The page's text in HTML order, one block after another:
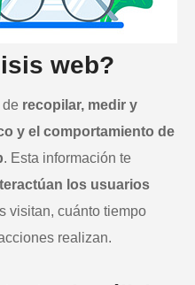
web?
de recopilar, medir y
y el comportamiento de
. Esta información te
los usuarios
visitan, cuánto tiempo
realizan.